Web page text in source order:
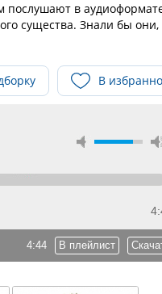
послушают в
существа. Знали бы они,
В
4:44 В плейлист